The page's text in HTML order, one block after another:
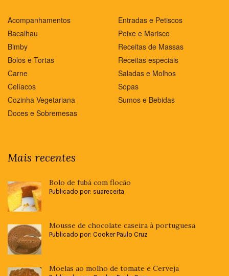
Acompanhamentos
Bacalhau
Bimby
Bolos e Tortas
Carne
Celíacos
Cozinha Vegetariana
Doces e Sobremesas
Entradas e Petiscos
Peixe e Marisco
Receitas de Massas
Receitas especiais
Saladas e Molhos
Sopas
Sumos e Bebidas
Mais recentes
Bolo de fubá com flocão
Publicado por: suareceita
Mousse de chocolate caseira à portuguesa
Publicado por: Cooker Paulo Cruz
Moelas ao molho de tomate e Cerveja